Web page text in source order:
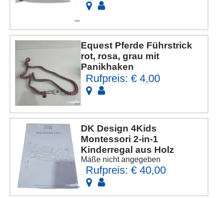
Equest Pferde Führstrick
rot, rosa, grau mit
Panikhaken
Rufpreis: € 4,00
DK Design 4Kids
Montessori 2-in-1
Kinderregal aus Holz
Maße nicht angegeben
Rufpreis: € 40,00